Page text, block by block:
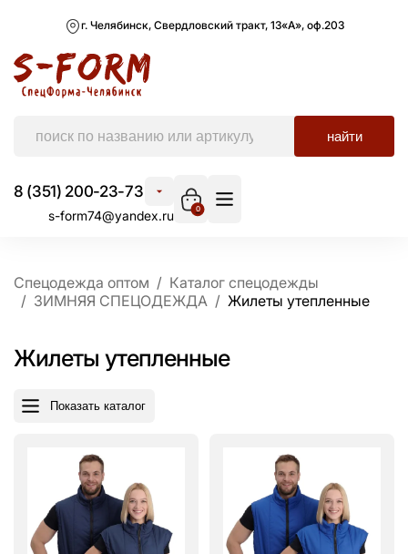
г. Челябинск, Свердловский тракт, 13«А», оф.203
найти
8 (351) 200-23-73
s-form74@yandex.ru 0
Спецодежда оптом
Каталог спецодежды
ЗИМНЯЯ СПЕЦОДЕЖДА
Жилеты утепленные
Жилеты утепленные
Показать каталог